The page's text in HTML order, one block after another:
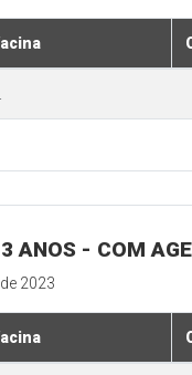
ANOS - COM
2023